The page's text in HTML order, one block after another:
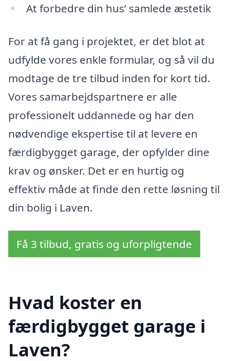
At forbedre din hus’ samlede æstetik
For at få gang i projektet, er det blot at
udfylde vores enkle formular, og så vil du
modtage de tre tilbud inden for kort tid.
Vores samarbejdspartnere er alle
professionelt uddannede og har den
nødvendige ekspertise til at levere en
færdigbygget garage, der opfylder dine
krav og ønsker. Det er en hurtig og
effektiv måde at finde den rette løsning til
din bolig i Laven.
Få 3 tilbud, gratis og uforpligtende
Hvad koster en
færdigbygget garage i
Laven?